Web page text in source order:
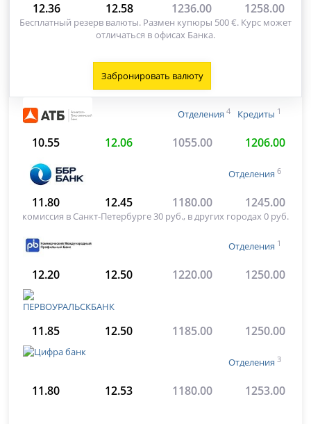
12.36 12.58 1236.00 1258.00
Бесплатный резерв валюты. Размен купюры 500 €. Курс может
отличаться в офисах Банка.
Забронировать валюту
Отделения 4 Кредиты 1
10.55 12.06 1055.00 1206.00
Отделения 6
11.80 12.45 1180.00 1245.00
комиссия в Санкт-Петербурге 30 руб., в других городах 0 руб.
Отделения 1
12.20 12.50 1220.00 1250.00
11.85 12.50 1185.00 1250.00
Отделения 3
11.80 12.53 1180.00 1253.00